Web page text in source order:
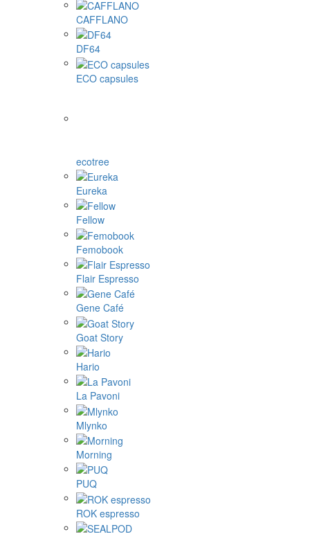
CAFFLANO
DF64
ECO capsules
ecotree
Eureka
Fellow
Femobook
Flair Espresso
Gene Café
Goat Story
Hario
La Pavoni
Mlynko
Morning
PUQ
ROK espresso